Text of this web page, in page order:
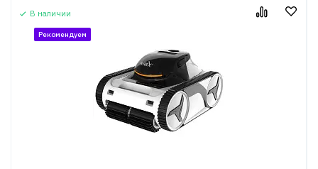
В наличии
Рекомендуем